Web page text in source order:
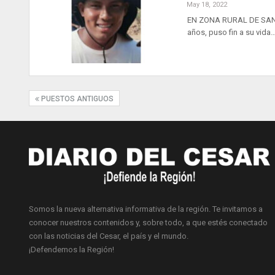
May 18, 2022
EN ZONA RURAL DE
años, puso fin a su vida…
PUESTOS ANTIGUOS
Somos la nueva alternativa informativa de la región. Te invitamos a
conocer nuestros contenidos y, sobre todo, a que estés conectado
con las noticias del Cesar, el país y el mundo.
¡Defendemos la Región!